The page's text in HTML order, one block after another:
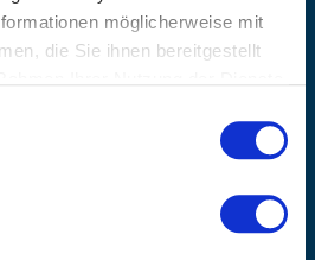
möglicherweise mit
die Sie ihnen bereitgestellt
– 17:00